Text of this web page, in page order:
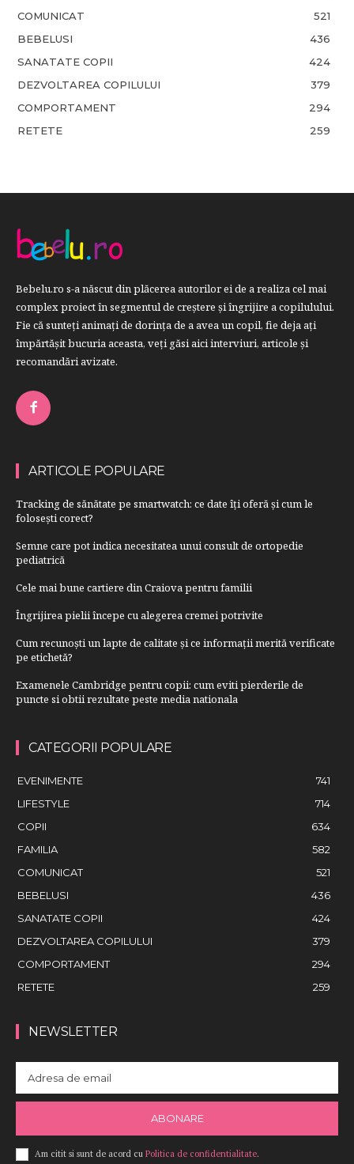
COMUNICAT
521
BEBELUSI
436
SANATATE COPII
424
DEZVOLTAREA COPILULUI
379
COMPORTAMENT
294
RETETE
259
Bebelu.ro s-a născut din plăcerea autorilor ei de a realiza cel mai
complex proiect în segmentul de creştere şi îngrijire a copilulului.
Fie că sunteţi animaţi de dorinţa de a avea un copil, fie deja aţi
împărtăşit bucuria aceasta, veți găsi aici interviuri, articole şi
recomandări avizate.
ARTICOLE POPULARE
Tracking de sănătate pe smartwatch: ce date îți oferă și cum le
folosești corect?
Semne care pot indica necesitatea unui consult de ortopedie
pediatrică
Cele mai bune cartiere din Craiova pentru familii
Îngrijirea pielii începe cu alegerea cremei potrivite
Cum recunoști un lapte de calitate și ce informații merită verificate
pe etichetă?
Examenele Cambridge pentru copii: cum eviti pierderile de
puncte si obtii rezultate peste media nationala
CATEGORII POPULARE
EVENIMENTE
741
LIFESTYLE
714
COPII
634
FAMILIA
582
COMUNICAT
521
BEBELUSI
436
SANATATE COPII
424
DEZVOLTAREA COPILULUI
379
COMPORTAMENT
294
RETETE
259
NEWSLETTER
ABONARE
Am citit si sunt de acord cu Politica de confidentialitate.